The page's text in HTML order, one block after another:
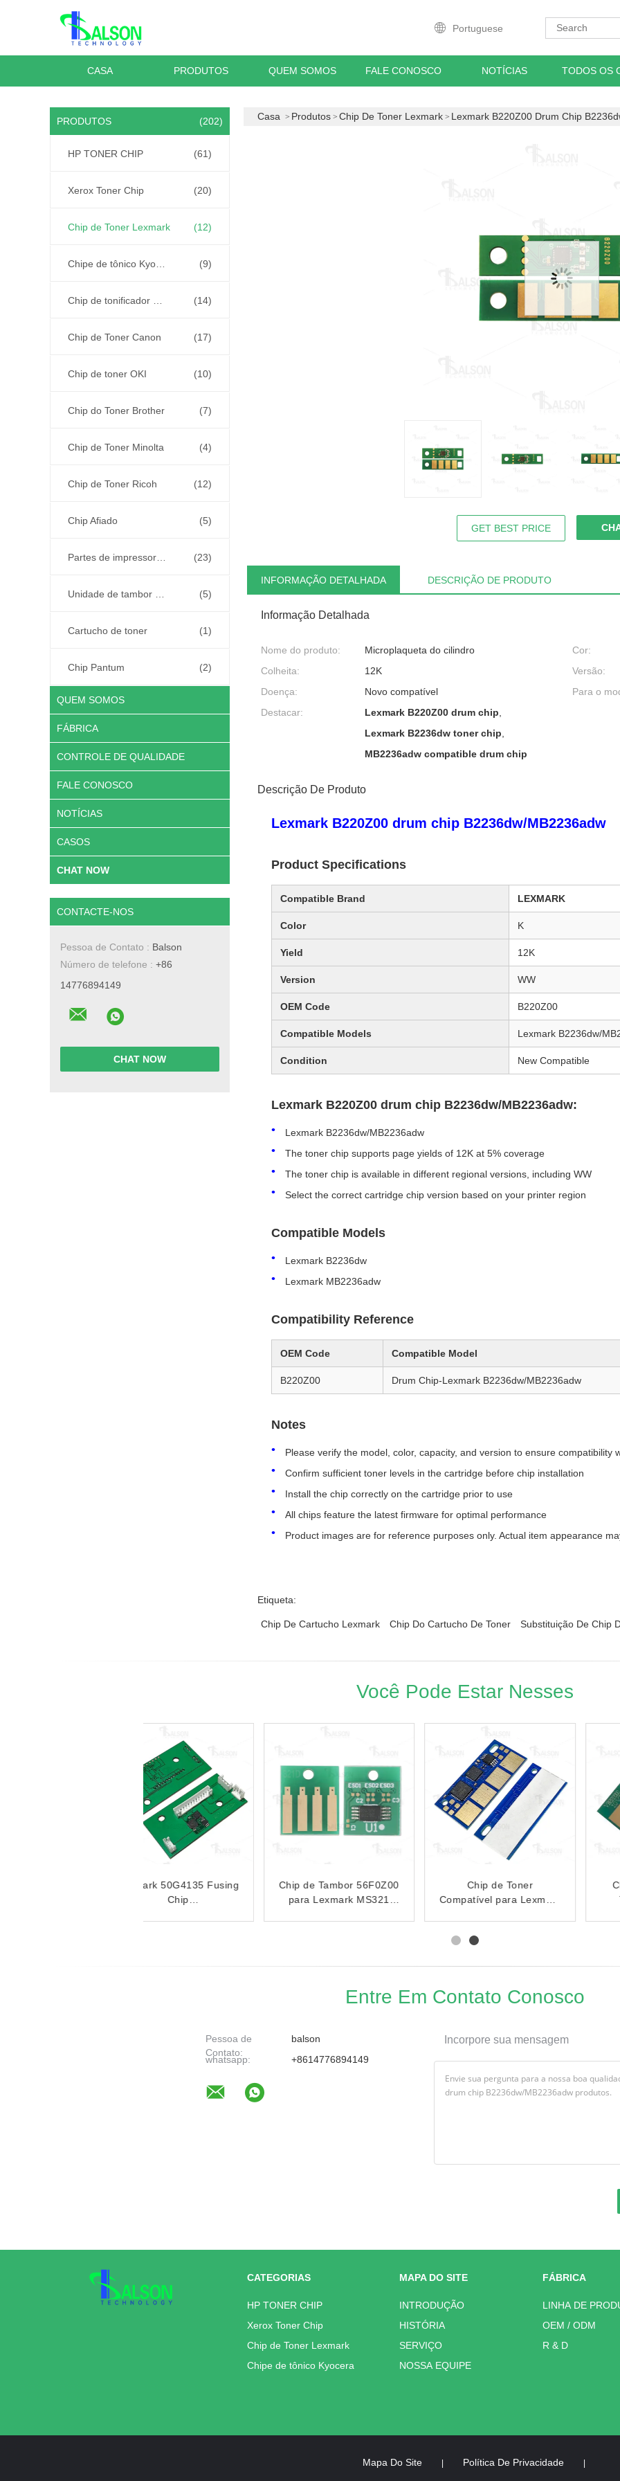
Portuguese
CASA PRODUTOS QUEM SOMOS FALE CONOSCO NOTÍCIAS TODOS OS
PRODUTOS (202)
HP TONER CHIP (61)
Xerox Toner Chip (20)
Chip de Toner Lexmark (12)
(9)
(14)
Chip de Toner Canon (17)
Chip de toner OKI (10)
Chip do Toner Brother (7)
Chip de Toner Minolta (4)
Chip de Toner Ricoh (12)
Chip Afiado (5)
(23)
(5)
Cartucho de toner (1)
Chip Pantum (2)
QUEM SOMOS
FÁBRICA
CONTROLE DE QUALIDADE
FALE CONOSCO
NOTÍCIAS
CASOS
CHAT NOW
CONTACTE-NOS
Pessoa de Contato : Balson
Número de telefone : +86
14776894149
CHAT NOW
Casa Produtos Chip De Toner Lexmark Lexmark B220Z00 Drum Chip
GET BEST PRICE
INFORMAÇÃO DETALHADA DESCRIÇÃO DE PRODUTO
Informação Detalhada
Nome do produto: Microplaqueta do cilindro Cor:
Colheita:
12K Versão:
Doença:
Novo compatível Para o
Destacar:
Lexmark B220Z00 drum chip
Lexmark B2236dw toner chip
MB2236adw compatible drum chip
Descrição De Produto
Lexmark B220Z00 drum chip B2236dw/MB2236adw
Product Specifications
Compatible Brand LEXMARK
Color K
Yield 12K
Version WW
OEM Code B220Z00
Compatible Models Lexmark B2236dw/
Condition New Compatible
Lexmark B220Z00 drum chip B2236dw/MB2236adw:
Lexmark B2236dw/MB2236adw
The toner chip supports page yields of 12K at 5% coverage
The toner chip is available in different regional versions, including WW
Select the correct cartridge chip version based on your printer region
Compatible Models
Lexmark B2236dw
Lexmark MB2236adw
Compatibility Reference
OEM Code Compatible Model
B220Z00 Drum Chip-Lexmark B2236dw/MB2236adw
Notes
Please verify the model, color, capacity, and version to ensure compatibility
Confirm sufficient toner levels in the cartridge before chip installation
Install the chip correctly on the cartridge prior to use
All chips feature the latest firmware for optimal performance
Product images are for reference purposes only. Actual item appearance
Etiqueta:
Chip De Cartucho Lexmark Chip Do Cartucho De Toner Substituição De Chip
Você Pode Estar Nesses
MS531 Compatível com o
Lexmark MS631 MS632
Chip de toner Lexmark
compatível para MS321
X651A11 X651H11
X654X11 Chip de Toner
Entre Em Contato Conosco
Pessoa de
Contato:
balson
whatsapp:
+8614776894149
Incorpore sua mensagem
CATEGORIAS
HP TONER CHIP
Xerox Toner Chip
Chip de Toner Lexmark
Chipe de tônico Kyocera
MAPA DO SITE
INTRODUÇÃO
HISTÓRIA
SERVIÇO
NOSSA EQUIPE
FÁBRICA
LINHA DE
OEM / ODM
R & D
Mapa Do Site Política De Privacidade